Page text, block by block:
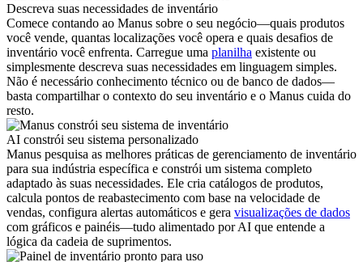
Descreva suas necessidades de inventário
Comece contando ao Manus sobre o seu negócio—quais produtos
você vende, quantas localizações você opera e quais desafios de
inventário você enfrenta. Carregue uma planilha existente ou
simplesmente descreva suas necessidades em linguagem simples.
Não é necessário conhecimento técnico ou de banco de dados—
basta compartilhar o contexto do seu inventário e o Manus cuida do
resto.
AI constrói seu sistema personalizado
Manus pesquisa as melhores práticas de gerenciamento de inventário
para sua indústria específica e constrói um sistema completo
adaptado às suas necessidades. Ele cria catálogos de produtos,
calcula pontos de reabastecimento com base na velocidade de
vendas, configura alertas automáticos e gera visualizações de dados
com gráficos e painéis—tudo alimentado por AI que entende a
lógica da cadeia de suprimentos.